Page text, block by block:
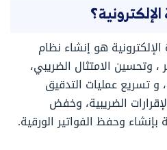
هو إنشاء نظام
، وتحسين الامتثال الضريبي،
و تسريع عمليات التدقيق
الضريبية، وخفض
بإنشاء وحفظ الفواتير الورقية.